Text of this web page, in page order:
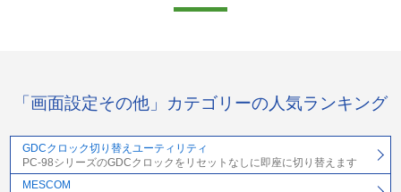
「画面設定その他」カテゴリーの人気ランキング
GDCクロック切り替えユーティリティ
PC-98シリーズのGDCクロックをリセットなしに即座に切り替えます
MESCOM